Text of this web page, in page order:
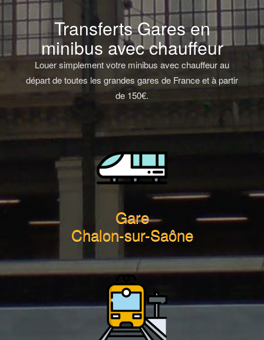
Transferts Gares en
minibus avec chauffeur
Louer simplement votre minibus avec chauffeur au
départ de toutes les grandes gares de France et à partir
de 150€.
Gare
Chalon-sur-Saône